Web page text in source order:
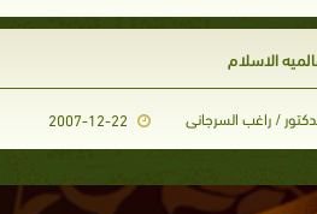
الاسلام
/ راغب السرجانى